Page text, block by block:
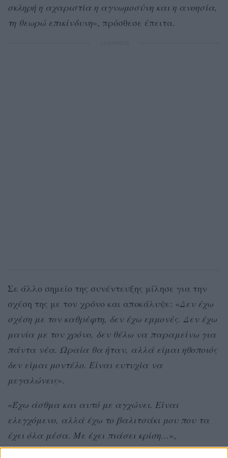
σκληρή η αχαριστία η αγνωμοσύνη και η ανοησία,
τη θεωρώ επικίνδυνη», πρόσθεσε έπειτα.
Σε άλλο σημείο της συνέντευξης μίλησε για την
σχέση της με τον χρόνο και αποκάλυψε: «Δεν έχω
σχέση με τον καθρέφτη, δεν έχω εμμονές. Δεν έχω
μανία με τον χρόνο, δεν θέλω να παραμείνω για
πάντα νέα. Ωραία θα ήταν, αλλά είμαι ηθοποιός
δεν είμαι μοντέλο. Είναι ευτυχία να
μεγαλώνεις».
«Έχω άσθμα και αυτό με αγχώνει. Είναι
ελεγχόμενο, αλλά έχω το βαλιτσάκι μου που τα
έχει όλα μέσα. Με έχει πιάσει κρίση…»,
αποκάλυψε στη συνέχεια για πρώτη φορά.